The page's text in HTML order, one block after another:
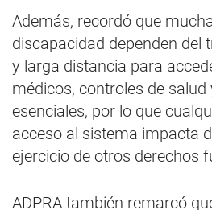
Además, recordó que
discapacidad dependen del
y larga distancia para
médicos, controles de salud
esenciales, por lo que
acceso al sistema impacta
ejercicio de otros derechos
ADPRA también remarcó